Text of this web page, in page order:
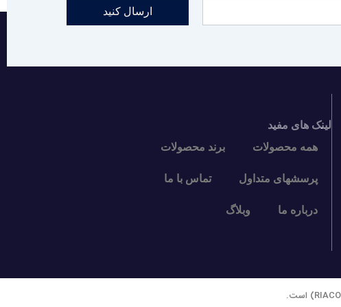
ارسال کنید
لینک های مفید
همه محصولات
برند محصولات
پرسشهای متداول تماس با ما
درباره ما وبلاگ